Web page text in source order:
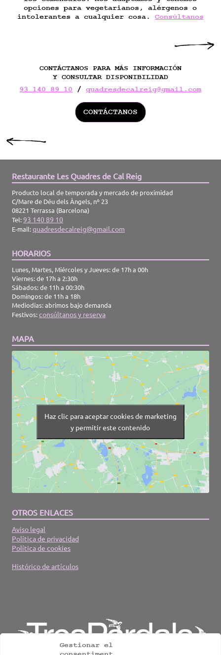
Gestionar el
opciones para vegetarianos, alérgenos o
intolerantes a cualquier cosa. Consúltanos
CONTÁCTANOS PARA MÁS INFORMACIÓN
Y CONSULTAR DISPONIBILIDAD
93 140 89 10 /quadresdecalreig@gmail.com
CONTÁCTANOS
Restaurante Les Quadres de Cal Reig
Producto local de temporada y mercado de proximidad
C/Mare de Déu dels Àngels, nº 23
08221 Terrassa (Barcelona)
Tel:93 140 89 10
E-mail:quadresdecalreig@gmail.com
HORARIOS
Lunes, Martes, Miércoles y Jueves: de 17h a 00h
Viernes: de 17h a 2:30h
Sábados: de 11h a 00:30h
Domingos: de 11h a 18h
Mediodías: abrimos bajo demanda
Festivos:consúltanos y reserva
MAPA
Haz clic para aceptar cookies de marketing
y permitir este contenido
OTROS ENLACES
Aviso legal
Política de privacidad
Política de cookies
Histórico de artículos